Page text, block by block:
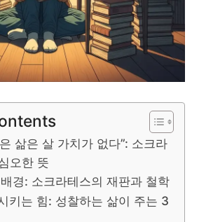
삶은 살 가치가 없다”: 소크라
오한 뜻
경: 소크라테스의 재판과 철학
키는 힘: 성찰하는 삶이 주는 3